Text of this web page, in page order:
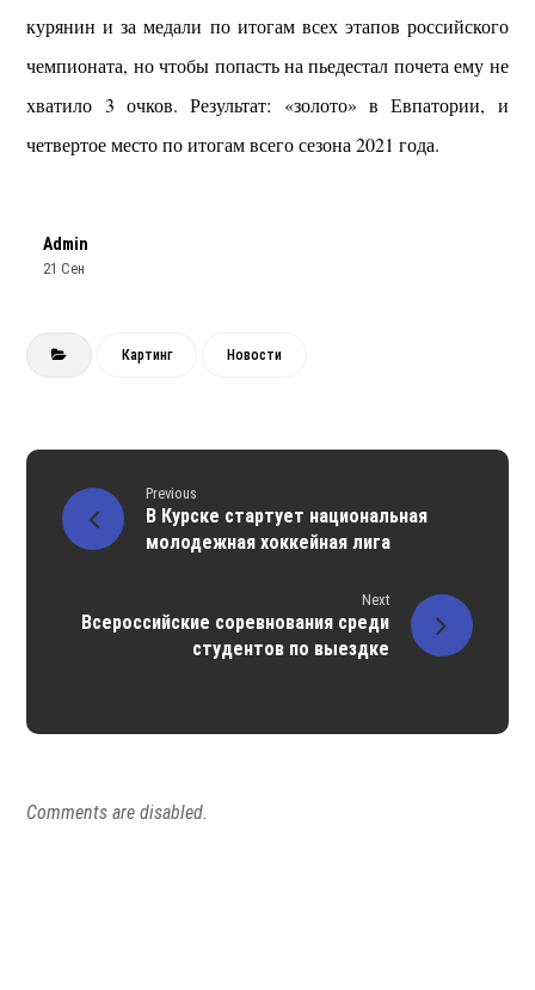
курянин и за медали по итогам всех этапов российского
чемпионата, но чтобы попасть на пьедестал почета ему не
хватило 3 очков. Результат: «золото» в Евпатории, и
четвертое место по итогам всего сезона 2021 года.
Admin
21 Сен
Картинг Новости
Previous
В Курске стартует национальная
молодежная хоккейная лига
Next
Всероссийские соревнования среди
студентов по выездке
Comments are disabled.